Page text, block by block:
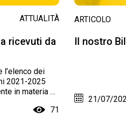
ATTUALITÀ
ricevuti da
dei
2021-2025
in materia di
71
ARTICOLO
Il nostro
21/07/